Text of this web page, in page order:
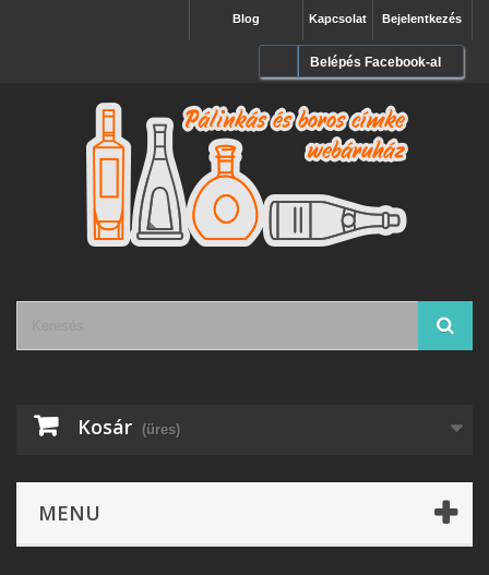
Bejelentkezés
Kapcsolat
Blog
Belépés Facebook-al
Kosár (üres)
MENU